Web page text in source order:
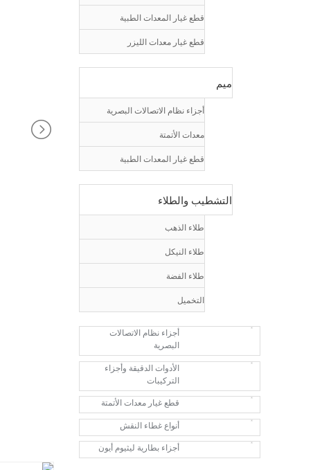
قطع غيار المعدات الطبية
قطع غيار معدات الليزر
ميم
أجزاء نظام الاتصالات البصرية
معدات الأتمتة
قطع غيار المعدات الطبية
التشطيب والطلاء
طلاء الذهب
طلاء النيكل
طلاء الفضة
التخميل
أجزاء نظام الاتصالات
البصرية
الأدوات الدقيقة وأجزاء
التركيبات
قطع غيار معدات الأتمتة
أنواع غطاء النقش
أجزاء بطارية ليثيوم أيون